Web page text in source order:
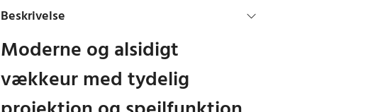
Beskrivelse
Moderne og alsidigt
vækkeur med tydelig